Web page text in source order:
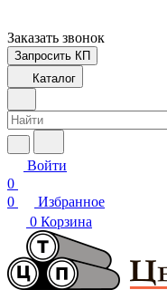
Заказать звонок
Запросить КП
Каталог
Войти
0
0
Избранное
0 Корзина